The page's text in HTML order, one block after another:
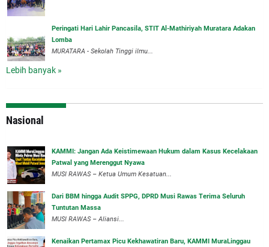
Peringati Hari Lahir Pancasila, STIT Al-Mathiriyah Muratara Adakan
Lomba
MURATARA - Sekolah Tinggi ilmu...
Lebih banyak »
Nasional
‎KAMMI: Jangan Ada Keistimewaan Hukum dalam Kasus Kecelakaan
Patwal yang Merenggut Nyawa
‎MUSI RAWAS – Ketua Umum Kesatuan...
Dari BBM hingga Audit SPPG, DPRD Musi Rawas Terima Seluruh
Tuntutan Massa
MUSI RAWAS – Aliansi...
‎Kenaikan Pertamax Picu Kekhawatiran Baru, KAMMI MuraLinggau